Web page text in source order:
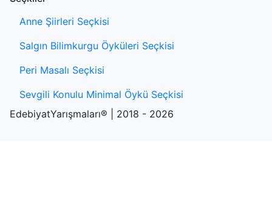
Anne Şiirleri Seçkisi
Salgın Bilimkurgu Öyküleri Seçkisi
Peri Masalı Seçkisi
Sevgili Konulu Minimal Öykü Seçkisi
EdebiyatYarışmaları® | 2018 - 2026